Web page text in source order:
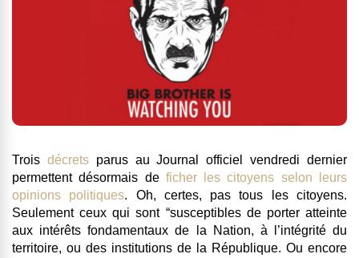
Trois décretsparus au Journal officiel vendredi dernier
permettent désormais de ficher les citoyens selon leurs
opinions politiques. Oh, certes, pas tous les citoyens.
Seulement ceux qui sont “susceptibles de porter atteinte
aux intérêts fondamentaux de la Nation, à l’intégrité du
territoire, ou des institutions de la République. Ou encore